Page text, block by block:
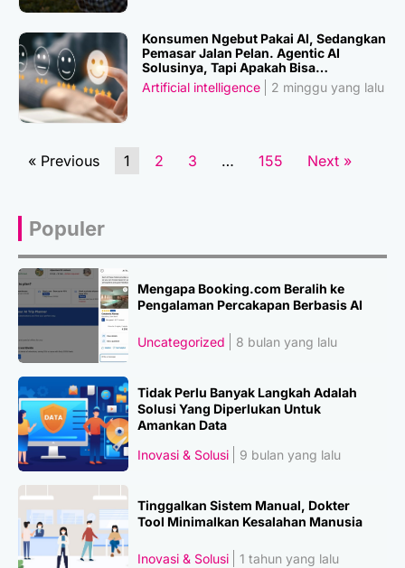
Konsumen Ngebut Pakai AI, Sedangkan
Pemasar Jalan Pelan. Agentic AI
Solusinya, Tapi Apakah Bisa
Dipercaya?
Artificial intelligence 2 minggu yang lalu
« Previous 1 2 3 … 155 Next »
Populer
Mengapa Booking.com Beralih ke
Pengalaman Percakapan Berbasis AI
Uncategorized 8 bulan yang lalu
Tidak Perlu Banyak Langkah Adalah
Solusi Yang Diperlukan Untuk
Amankan Data
Inovasi & Solusi
9 bulan yang lalu
Tinggalkan Sistem Manual, Dokter
Tool Minimalkan Kesalahan Manusia
Inovasi & Solusi 1 tahun yang lalu